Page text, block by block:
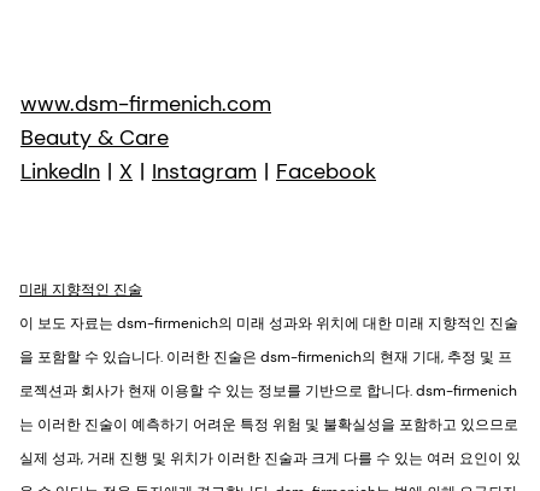
www.dsm-firmenich.com
Beauty & Care
LinkedIn | X | Instagram | Facebook
미래 지향적인 진술
이 보도 자료는 dsm-firmenich의 미래 성과와 위치에 대한 미래 지향적인 진술
을 포함할 수 있습니다. 이러한 진술은 dsm-firmenich의 현재 기대, 추정 및 프
로젝션과 회사가 현재 이용할 수 있는 정보를 기반으로 합니다. dsm-firmenich
는 이러한 진술이 예측하기 어려운 특정 위험 및 불확실성을 포함하고 있으므로
실제 성과, 거래 진행 및 위치가 이러한 진술과 크게 다를 수 있는 여러 요인이 있